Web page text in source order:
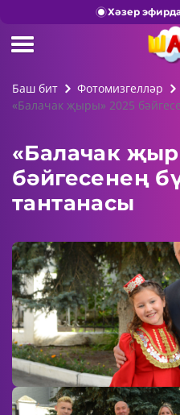
Хәзер
Баш бит
Фотомизгелләр
«Балачак җыры» 2025
«Балачак
бәйгесенең
тантанасы